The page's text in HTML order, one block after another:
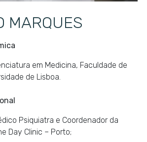
MARQUES
em Medicina, Faculdade de
de Lisboa.
Psiquiatra e Coordenador da
Day Clinic – Porto;